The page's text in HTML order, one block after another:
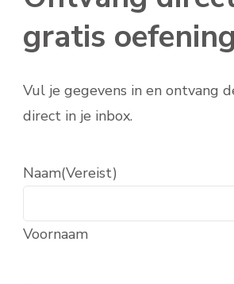
gratis
Vul je gegevens in en ontvang
direct in je inbox.
Naam(Vereist)
Voornaam